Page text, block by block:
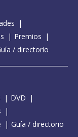
Premios
/ directorio
DVD
Guía / directorio